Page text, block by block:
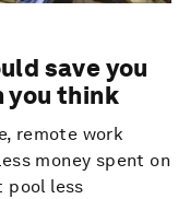
save you
you think
remote work
money spent on
pool less